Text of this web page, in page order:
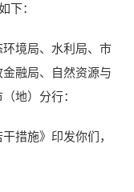
下：
境局、水利局、市
融局、自然资源与
地）分行：
措施》印发你们，